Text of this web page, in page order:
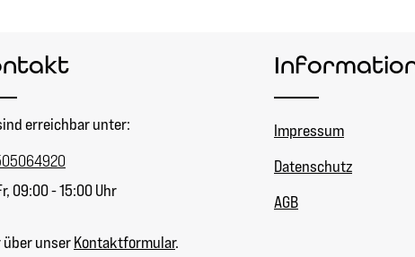
erreichbar unter:
09:00 - 15:00 Uhr
über unserKontaktformular.
Impressum
Datenschutz
AGB